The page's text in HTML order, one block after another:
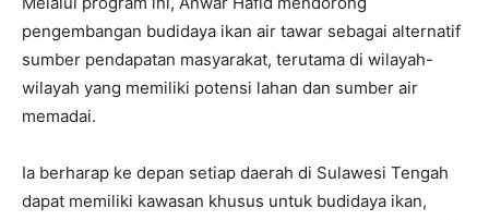
pengembangan budidaya ikan air tawar sebagai alternatif
sumber pendapatan masyarakat, terutama di wilayah-
wilayah yang memiliki potensi lahan dan sumber air
memadai.
‎Ia berharap ke depan setiap daerah di Sulawesi Tengah
dapat memiliki kawasan khusus untuk budidaya ikan,